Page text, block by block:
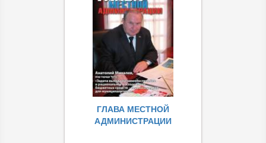
ГЛАВА МЕСТНОЙ
АДМИНИСТРАЦИИ